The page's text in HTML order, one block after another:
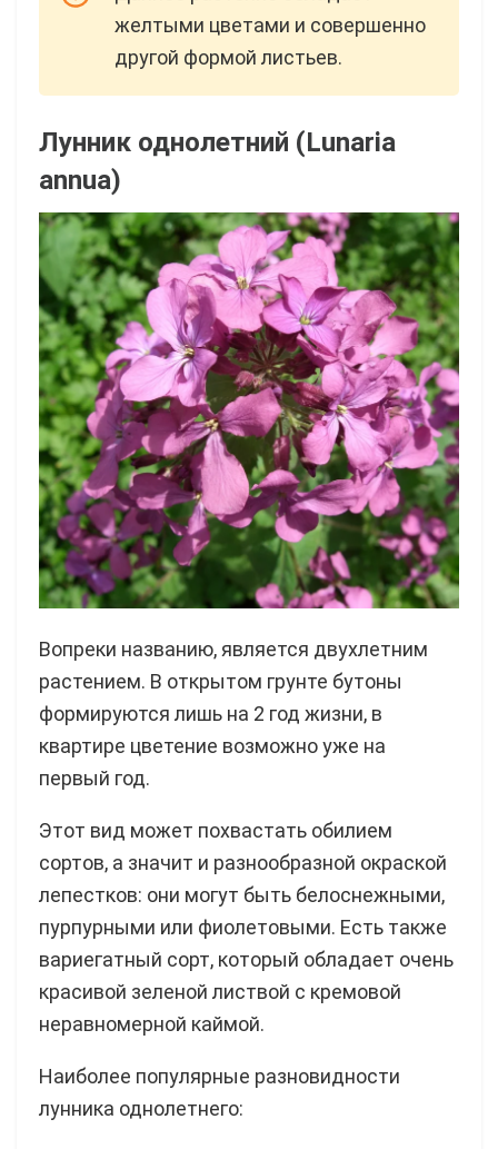
желтыми цветами и совершенно
другой формой листьев.
Лунник однолетний (Lunaria
annua)
Вопреки названию, является двухлетним
растением. В открытом грунте бутоны
формируются лишь на 2 год жизни, в
квартире цветение возможно уже на
первый год.
Этот вид может похвастать обилием
сортов, а значит и разнообразной окраской
лепестков: они могут быть белоснежными,
пурпурными или фиолетовыми. Есть также
вариегатный сорт, который обладает очень
красивой зеленой листвой с кремовой
неравномерной каймой.
Наиболее популярные разновидности
лунника однолетнего: